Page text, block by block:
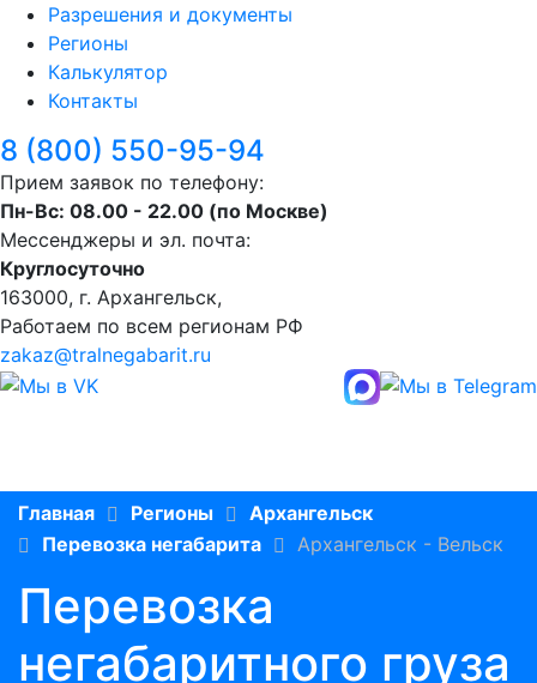
Разрешения и документы
Регионы
Калькулятор
Контакты
8 (800) 550-95-94
Прием заявок по телефону:
Пн-Вс: 08.00 - 22.00 (по Москве)
Мессенджеры и эл. почта:
Круглосуточно
163000, г. Архангельск,
Работаем по всем регионам РФ
zakaz@tralnegabarit.ru
Главная Регионы
Архангельск
Перевозка негабарита
Архангельск - Вельск
Перевозка
негабаритного груза